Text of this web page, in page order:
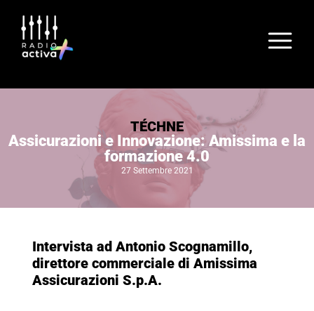
TÉCHNE
Assicurazioni e Innovazione: Amissima e la
formazione 4.0
27 Settembre 2021
Intervista ad Antonio Scognamillo,
direttore commerciale di Amissima
Assicurazioni S.p.A.